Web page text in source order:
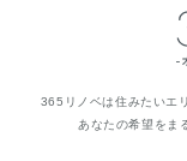
365リノベは住みたいエ
あなたの希望をま